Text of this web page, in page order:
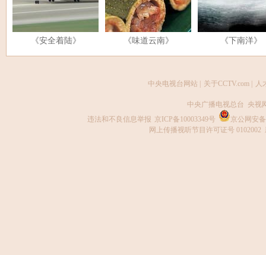
《安全着陆》 《味道云南》 《下南洋》
中央电视台网站 关于CCTV.com 人
中央广播电视总台 央视
违法和不良信息举报 京ICP备10003349号
京公网安
网上传播视听节目许可证号 0102002